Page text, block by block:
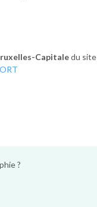
Capitaledu
?